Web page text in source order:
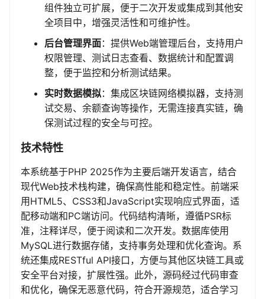
组件独立可扩展，便于二次开发或集成到其他安
全项目中，增强灵活性和可维护性。
后台管理界面：提供Web端管理后台，支持用户
权限管理、测试日志查看、数据统计和配置调
整，便于监控和分析测试结果。
实时数据模拟：集成区块链网络模拟器，支持测
试交易、余额查询等操作，无需连接真实链，确
保测试过程的安全与可控。
技术特性
本系统基于PHP 2025作为主要后端开发语言，结合
现代Web技术栈构建，确保高性能和稳定性。前端采
用HTML5、CSS3和JavaScript实现响应式界面，适
配移动端和PC端访问。代码结构清晰，遵循PSR标
准，注释详尽，便于阅读和二次开发。数据库使用
MySQL进行数据存储，支持事务处理和优化查询。系
统还集成RESTful API接口，方便与其他区块链工具或
安全平台对接，扩展性强。此外，源码经过代码审查
和优化，确保无恶意代码，符合开源规范，适合学习